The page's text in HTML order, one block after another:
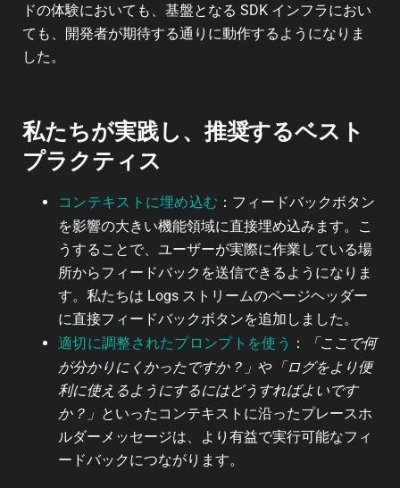
ドの体験においても、基盤となる SDK インフラにおい
ても、開発者が期待する通りに動作するようになりま
した。
私たちが実践し、推奨するベスト
プラクティス
コンテキストに埋め込む ：フィードバックボタン
を影響の大きい機能領域に直接埋め込みます。こ
うすることで、ユーザーが実際に作業している場
所からフィードバックを送信できるようになりま
す。私たちは Logs ストリームのページヘッダー
に直接フィードバックボタンを追加しました。
適切に調整されたプロンプトを使う ：
「ここで何
が分かりにくかったですか？」 や 「ログをより便
利に使えるようにするにはどうすればよいです
か？」 といったコンテキストに沿ったプレースホ
ルダーメッセージは、より有益で実行可能なフィ
ードバックにつながります。